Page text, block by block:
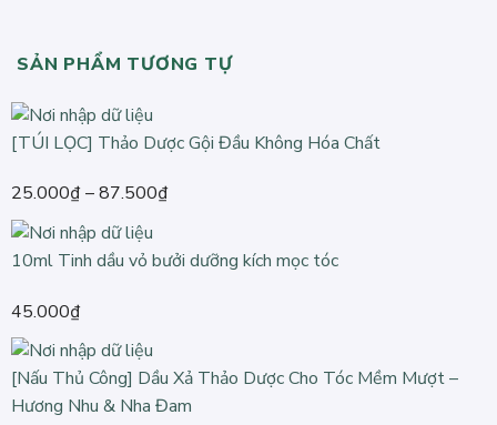
SẢN PHẨM TƯƠNG TỰ
[TÚI LỌC] Thảo Dược Gội Đầu Không Hóa Chất
25.000₫–87.500₫Khoảng
từ
25.000₫
10ml Tinh dầu vỏ bưởi dưỡng kích mọc tóc
45.000₫
[Nấu Thủ Công] Dầu Xả Thảo Dược Cho Tóc Mềm Mượt –
Hương Nhu & Nha Đam